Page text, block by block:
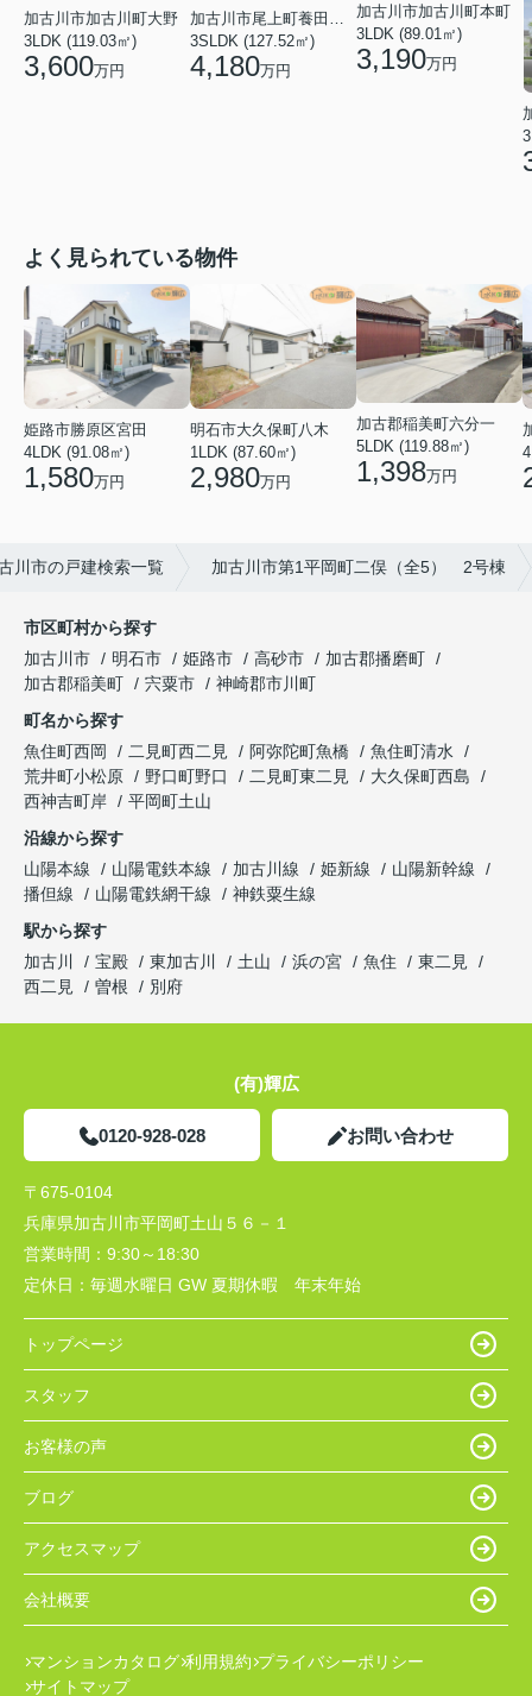
加古川市加古川町大野
3LDK (119.03㎡)
3,600万円
加古川市尾上町養田２丁目
3SLDK (127.52㎡)
4,180万円
加古川市加古川町本町
3LDK (89.01㎡)
3,190万円
よく見られている物件
姫路市勝原区宮田
4LDK (91.08㎡)
1,580万円
明石市大久保町八木
1LDK (87.60㎡)
2,980万円
加古郡稲美町六分一
5LDK (119.88㎡)
1,398万円
川市の戸建検索一覧 加古川市第1平岡町二俣（全5） 2号棟
市区町村から探す
加古川市
明石市 姫路市 高砂市
加古郡播磨町
加古郡稲美町
宍粟市
神崎郡市川町
町名から探す
魚住町西岡
二見町西二見 阿弥陀町魚橋
魚住町清水
荒井町小松原
野口町野口 二見町東二見
大久保町西島
西神吉町岸
平岡町土山
沿線から探す
山陽本線
山陽電鉄本線 加古川線 姫新線
山陽新幹線
播但線
山陽電鉄網干線
神鉄粟生線
駅から探す
加古川
宝殿 東加古川 土山 浜の宮 魚住
東二見
西二見
曽根 別府
(有)輝広
0120-928-028 お問い合わせ
〒675-0104
兵庫県加古川市平岡町土山５６－１
営業時間： 9:30～18:30
定休日： 毎週水曜日 GW 夏期休暇 年末年始
トップページ
スタッフ
お客様の声
ブログ
アクセスマップ
会社概要
マンションカタログ 利用規約 プライバシーポリシー
サイトマップ